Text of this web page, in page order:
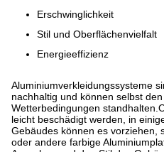
Erschwinglichkeit
Stil und Oberflächenvielfalt
Energieeffizienz
Aluminiumverkleidungssysteme
nachhaltig und können selbst
Wetterbedingungen
leicht beschädigt werden, in
Gebäudes können es vorziehen,
oder andere farbige